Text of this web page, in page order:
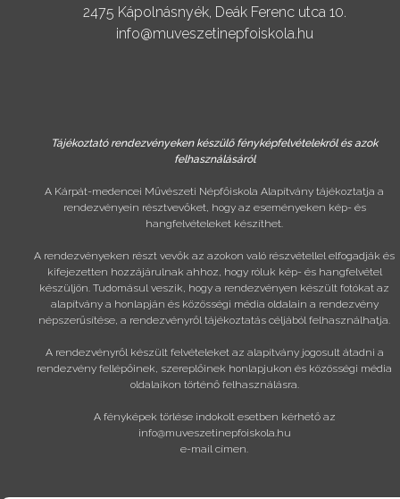
2475 Kápolnásnyék, Deák Ferenc utca 10.
info@muveszetinepfoiskola.hu
Tájékoztató rendezvényeken készülő fényképfelvételekről és azok
felhasználásáról
A Kárpát-medencei Művészeti Népfőiskola Alapítvány tájékoztatja a
rendezvényein résztvevőket, hogy az eseményeken kép- és
hangfelvételeket készíthet.
A rendezvényeken részt vevők az azokon való részvétellel elfogadják és
kifejezetten hozzájárulnak ahhoz, hogy róluk kép- és hangfelvétel
készüljön. Tudomásul veszik, hogy a rendezvényen készült fotókat az
alapítvány a honlapján és közösségi média oldalain a rendezvény
népszerűsítése, a rendezvényről tájékoztatás céljából felhasználhatja.
A rendezvényről készült felvételeket az alapítvány jogosult átadni a
rendezvény fellépőinek, szereplőinek honlapjukon és közösségi média
oldalaikon történő felhasználásra.
A fényképek törlése indokolt esetben kérhető az
info@muveszetinepfoiskola.hu
e-mail címen.